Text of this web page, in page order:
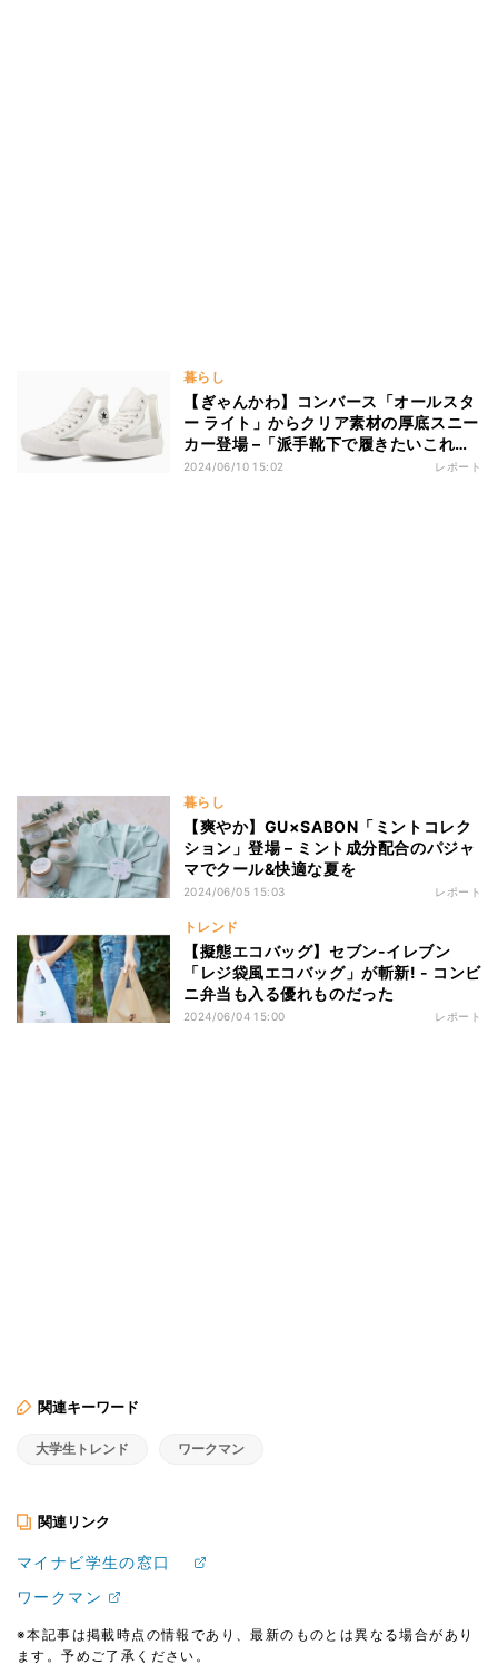
暮らし
【ぎゃんかわ】コンバース「オールスタ
ー ライト」からクリア素材の厚底スニー
カー登場 –「派手靴下で履きたいこれ」
「嵐に履いて欲しい!!!!!」 と話題
2024/06/10 15:02 レポート
暮らし
【爽やか】GU×SABON「ミントコレク
ション」登場 – ミント成分配合のパジャ
マでクール&快適な夏を
2024/06/05 15:03 レポート
トレンド
【擬態エコバッグ】セブン-イレブン
「レジ袋風エコバッグ」が斬新! - コンビ
ニ弁当も入る優れものだった
2024/06/04 15:00 レポート
関連キーワード
大学生トレンド ワークマン
関連リンク
マイナビ学生の窓口
ワークマン
※本記事は掲載時点の情報であり、最新のものとは異なる場合があり
ます。予めご了承ください。